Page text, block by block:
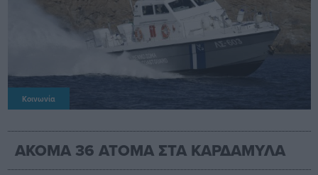
Κοινωνία
ΑΚΟΜΑ 36 ΑΤΟΜΑ ΣΤΑ ΚΑΡΔΑΜΥΛΑ